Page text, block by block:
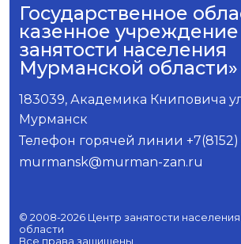
Государственное
казенное
занятости населения
Мурманской области»
183039, Академика Книповича
Мурманск
Телефон горячей линии +7(8152)
murmansk@murman-zan.ru
© 2008-2026 Центр занятости
области
Все права защищены